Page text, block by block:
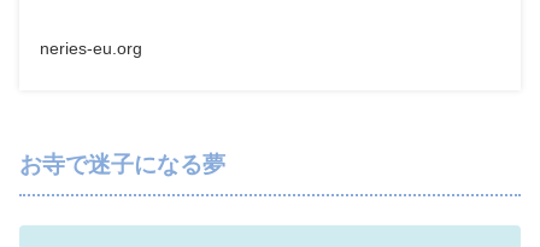
neries-eu.org
お寺で迷子になる夢